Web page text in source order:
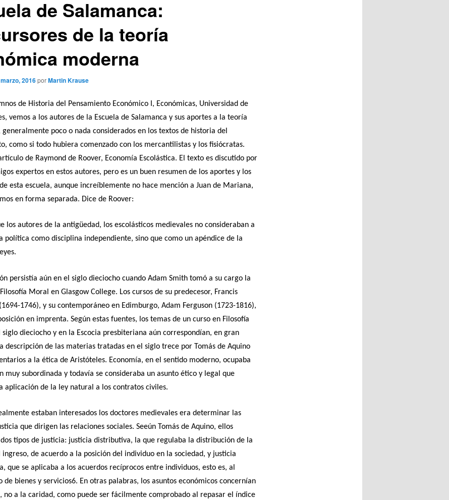
de Salamanca:
de la teoría
moderna
2016porMartin Krause
de Historia del Pensamiento Económico I, Económicas, Universidad de
vemos a los autores de la Escuela de Salamanca y sus aportes a la teoría
generalmente poco o nada considerados en los textos de historia del
como si todo hubiera comenzado con los mercantilistas y los fisiócratas.
de Raymond de Roover, Economía Escolástica. El texto es discutido por
expertos en estos autores, pero es un buen resumen de los aportes y los
esta escuela, aunque increíblemente no hace mención a Juan de Mariana,
en forma separada. Dice de Roover:
los autores de la antigüedad, los escolásticos medievales no consideraban a
política como disciplina independiente, sino que como un apéndice de la
persistía aún en el siglo dieciocho cuando Adam Smith tomó a su cargo la
Moral en Glasgow College. Los cursos de su predecesor, Francis
1746), y su contemporáneo en Edimburgo, Adam Ferguson (1723-1816),
en imprenta. Según estas fuentes, los temas de un curso en Filosofía
dieciocho y en la Escocia presbiteriana aún correspondían, en gran
descripción de las materias tratadas en el siglo trece por Tomás de Aquino
a la ética de Aristóteles. Economía, en el sentido moderno, ocupaba
muy subordinada y todavía se consideraba un asunto ético y legal que
aplicación de la ley natural a los contratos civiles.
estaban interesados los doctores medievales era determinar las
que dirigen las relaciones sociales. Seeún Tomás de Aquino, ellos
tipos de justicia: justicia distributiva, la que regulaba la distribución de la
ingreso, de acuerdo a la posición del individuo en la sociedad, y justicia
que se aplicaba a los acuerdos recíprocos entre individuos, esto es, al
de bienes y servicios6. En otras palabras, los asuntos económicos concernían
no a la caridad, como puede ser fácilmente comprobado al repasar el índice